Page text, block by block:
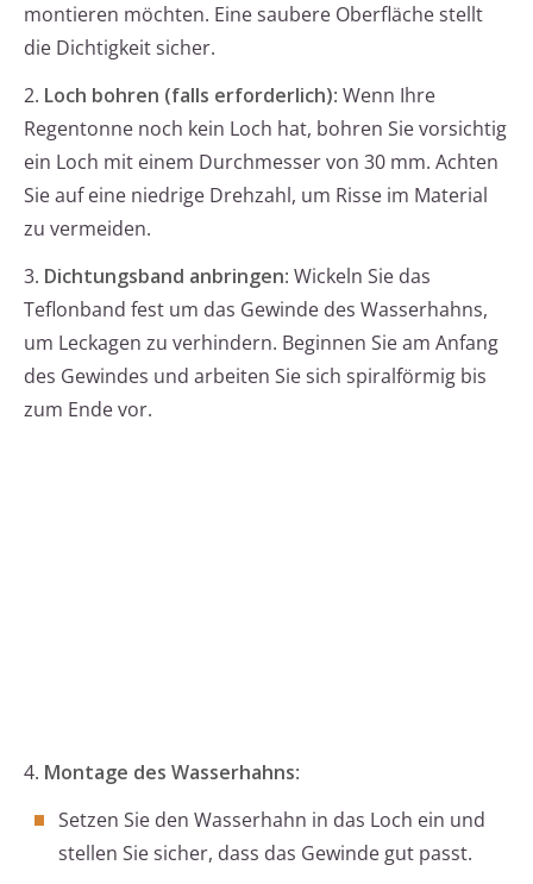
montieren möchten. Eine saubere Oberfläche stellt
die Dichtigkeit sicher.
2. Loch bohren (falls erforderlich): Wenn Ihre
Regentonne noch kein Loch hat, bohren Sie vorsichtig
ein Loch mit einem Durchmesser von 30 mm. Achten
Sie auf eine niedrige Drehzahl, um Risse im Material
zu vermeiden.
3. Dichtungsband anbringen: Wickeln Sie das
Teflonband fest um das Gewinde des Wasserhahns,
um Leckagen zu verhindern. Beginnen Sie am Anfang
des Gewindes und arbeiten Sie sich spiralförmig bis
zum Ende vor.
4. Montage des Wasserhahns:
Setzen Sie den Wasserhahn in das Loch ein und
stellen Sie sicher, dass das Gewinde gut passt.